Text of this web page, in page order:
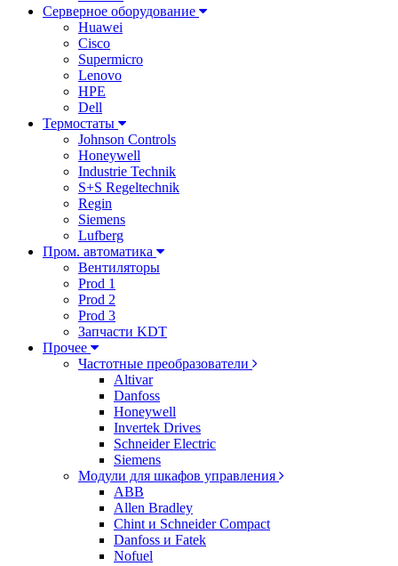
Серверное оборудование
Huawei
Cisco
Supermicro
Lenovo
HPE
Dell
Термостаты
Johnson Controls
Honeywell
Industrie Technik
S+S Regeltechnik
Regin
Siemens
Lufberg
Пром. автоматика
Вентиляторы
Prod 1
Prod 2
Prod 3
Запчасти KDT
Прочее
Частотные преобразователи
Altivar
Danfoss
Honeywell
Invertek Drives
Schneider Electric
Siemens
Модули для шкафов управления
ABB
Allen Bradley
Chint и Schneider Compact
Danfoss и Fatek
Nofuel